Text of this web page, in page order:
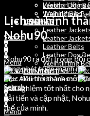
Leather Dog
Weihtlifting
CONTACT
Search
0
0
Menu
Search
0
Weight Lifting
Training Bibs
LEATHER
Leather
Leather
Leather Belts
Leather Dog
Weihtlifting
CONTACT
Search
0
0
Menu
Lịch sử hình
Nohu90
Nohu90 ra đời trong bối
đang phát triển mạnh
mục tiêu trở thành một
trải nghiệm tốt nhất cho
cải tiến và cập nhật,
thế của mình.